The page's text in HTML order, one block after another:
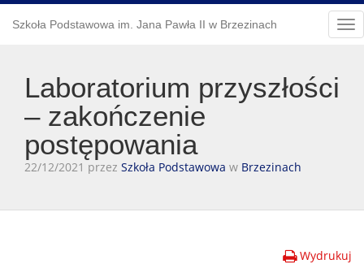
Szkoła Podstawowa im. Jana Pawła II w Brzezinach
Laboratorium przyszłości
– zakończenie
postępowania
22/12/2021 przez Szkoła Podstawowa w Brzezinach
Wydrukuj